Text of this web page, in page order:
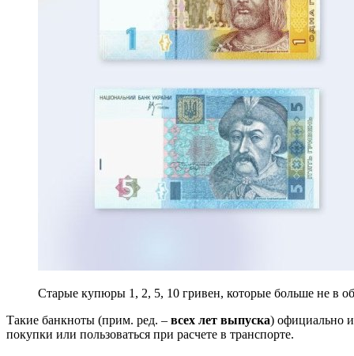
Старые купюры 1, 2, 5, 10 гривен, которые больше не в
Такие банкноты (прим. ред. – всех лет выпуска) официально
покупки или пользоваться при расчете в транспорте.